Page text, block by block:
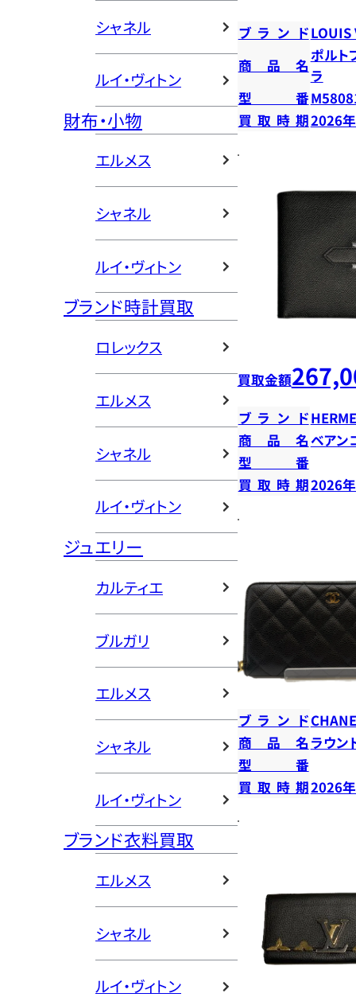
シャネル
ルイ・ヴィトン
財布・小物
エルメス
シャネル
ルイ・ヴィトン
ブランド時計買取
ロレックス
エルメス
シャネル
ルイ・ヴィトン
ジュエリー
カルティエ
ブルガリ
エルメス
シャネル
ルイ・ヴィトン
ブランド衣料買取
エルメス
シャネル
ルイ・ヴィトン
ブランドLOUIS
商品名
ポルト
ラ
型番
買取時期2026
買取金額
ブランド
商品名ベアン
型番
買取時期2026
ブランド
商品名 ラウン
型番
買取時期2026